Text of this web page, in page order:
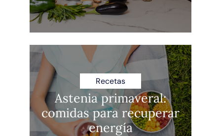
Recetas
Astenia primaveral:
comidas para recuperar
energía